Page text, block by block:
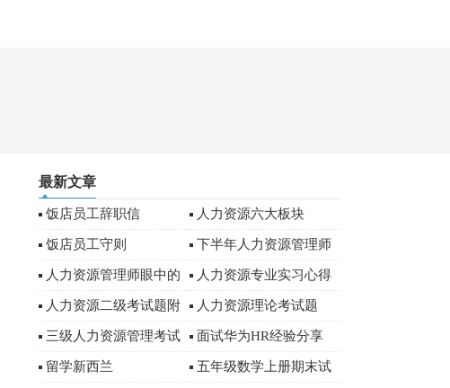
最新文章
饭店员工辞职信 人力资源六大板块
饭店员工守则 下半年人力资源管理师
考试一级章节知识点
人力资源管理师眼中的
优秀简历是什么
人力资源专业实习心得
人力资源二级考试题附
答案
人力资源理论考试题
三级人力资源管理考试
《理论知识》冲刺题
面试华为HR经验分享
留学新西兰 五年级数学上册期末试